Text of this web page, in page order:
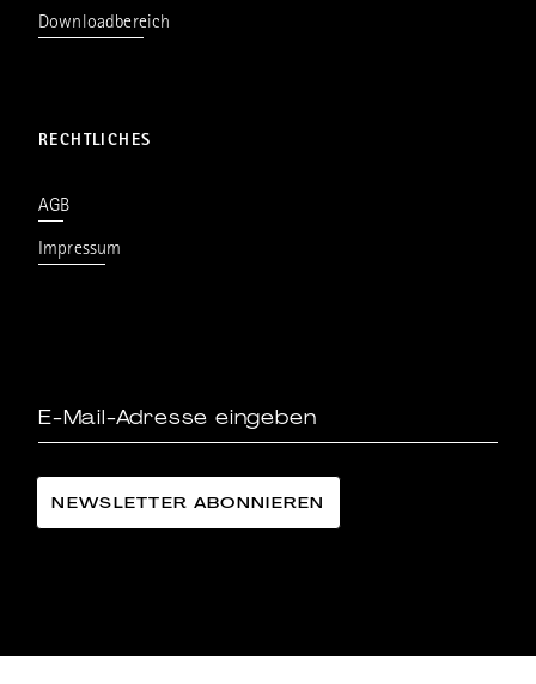
Downloadbereich
RECHTLICHES
AGB
Impressum